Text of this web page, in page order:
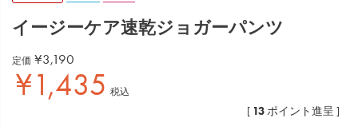
イージーケア速乾ジョガーパンツ
定価 ¥3,190
¥1,435 税込
[ 13ポイント進呈 ]